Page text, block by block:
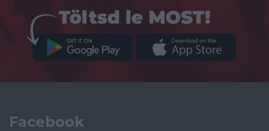
Facebook